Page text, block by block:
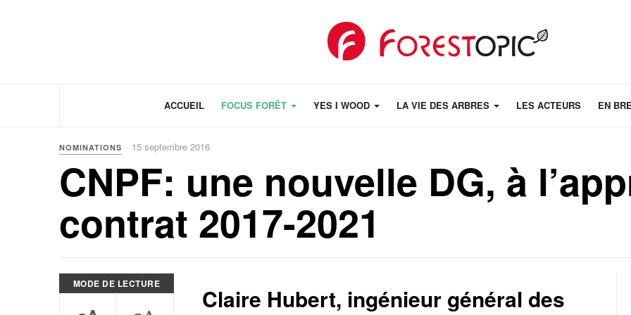
ACCUEIL FOCUS FORÊT YES I WOOD LA VIE DES ARBRES LES ACTEURS EN
NOMINATIONS 15 septembre 2016
CNPF: une nouvelle DG, à
contrat 2017-2021
MODE DE LECTURE Claire Hubert, ingénieur général des